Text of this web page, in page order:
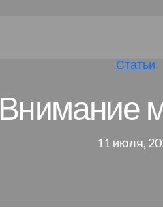
Статьи
Внимание
11 июля,